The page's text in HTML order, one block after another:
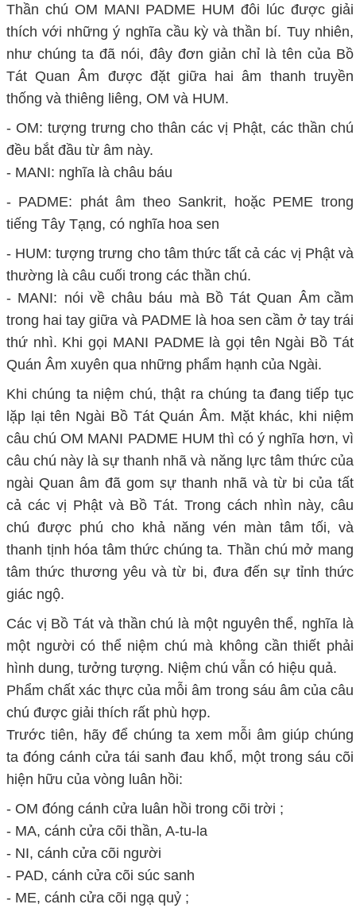
Thần chú OM MANI PADME HUM đôi lúc được giải
thích với những ý nghĩa cầu kỳ và thần bí. Tuy nhiên,
như chúng ta đã nói, đây đơn giản chỉ là tên của Bồ
Tát Quan Âm được đặt giữa hai âm thanh truyền
thống và thiêng liêng, OM và HUM.
- OM: tượng trưng cho thân các vị Phật, các thần chú
đều bắt đầu từ âm này.
- MANI: nghĩa là châu báu
- PADME: phát âm theo Sankrit, hoặc PEME trong
tiếng Tây Tạng, có nghĩa hoa sen
- HUM: tượng trưng cho tâm thức tất cả các vị Phật và
thường là câu cuối trong các thần chú.
- MANI: nói về châu báu mà Bồ Tát Quan Âm cầm
trong hai tay giữa và PADME là hoa sen cầm ở tay trái
thứ nhì. Khi gọi MANI PADME là gọi tên Ngài Bồ Tát
Quán Âm xuyên qua những phẩm hạnh của Ngài.
Khi chúng ta niệm chú, thật ra chúng ta đang tiếp tục
lặp lại tên Ngài Bồ Tát Quán Âm. Mặt khác, khi niệm
câu chú OM MANI PADME HUM thì có ý nghĩa hơn, vì
câu chú này là sự thanh nhã và năng lực tâm thức của
ngài Quan âm đã gom sự thanh nhã và từ bi của tất
cả các vị Phật và Bồ Tát. Trong cách nhìn này, câu
chú được phú cho khả năng vén màn tâm tối, và
thanh tịnh hóa tâm thức chúng ta. Thần chú mở mang
tâm thức thương yêu và từ bi, đưa đến sự tỉnh thức
giác ngộ.
Các vị Bồ Tát và thần chú là một nguyên thể, nghĩa là
một người có thể niệm chú mà không cần thiết phải
hình dung, tưởng tượng. Niệm chú vẫn có hiệu quả.
Phẩm chất xác thực của mỗi âm trong sáu âm của câu
chú được giải thích rất phù hợp.
Trước tiên, hãy để chúng ta xem mỗi âm giúp chúng
ta đóng cánh cửa tái sanh đau khổ, một trong sáu cõi
hiện hữu của vòng luân hồi:
- OM đóng cánh cửa luân hồi trong cõi trời ;
- MA, cánh cửa cõi thần, A-tu-la
- NI, cánh cửa cõi người
- PAD, cánh cửa cõi súc sanh
- ME, cánh cửa cõi ngạ quỷ ;